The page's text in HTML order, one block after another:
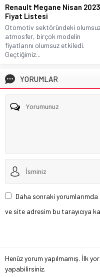
Renault Megane Nisan 2023
Fiyat Listesi
Otomotiv sektöründeki
atmosfer, birçok modelin
fiyatlarını olumsuz etkiledi.
Geçtiğimiz...
YORUMLAR
Daha sonraki
ve site adresim bu tarayıcıya
Henüz yorum yapılmamış. İlk
yapabilirsiniz.